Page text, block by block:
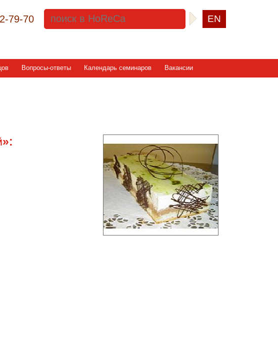
79-70 EN
Вопросы-ответы Календарь семинаров Вакансии